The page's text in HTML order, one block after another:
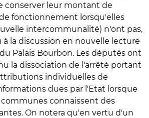
conserver leur montant de
fonctionnement lorsqu'elles
intercommunalité) n'ont pas,
à la discussion en nouvelle lecture
Palais Bourbon. Les députés ont
la dissociation de l'arrêté portant
individuelles de
dues par l'Etat lorsque
communes connaissent des
On notera qu'en vertu d'un